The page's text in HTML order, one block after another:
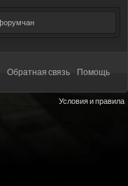
Обратная связь Помощь
Условия и правила